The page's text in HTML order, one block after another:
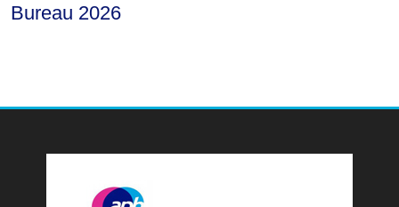
Bureau 2026